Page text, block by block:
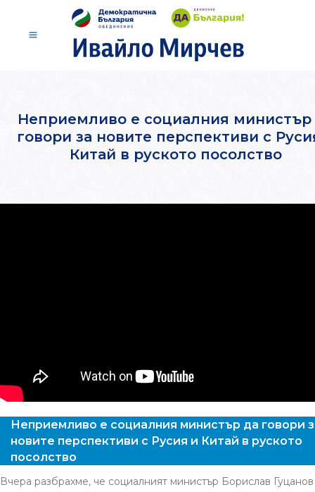
Неприемливо е социалния министър
говори за новите перспективи с
Китай в руското посолство
Неприемливо е социалния министър да говори
новите перспективи с Русия и Китай в руското
посолство
Вчера разбрахме, че социалният министър Борислав